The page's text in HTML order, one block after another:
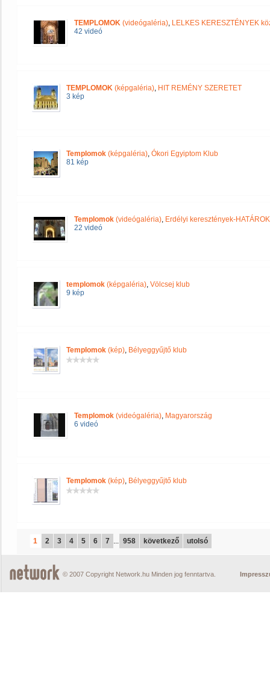
TEMPLOMOK (videógaléria), LELKES KERESZTÉNYEK
42 videó
TEMPLOMOK (képgaléria), HIT REMÉNY SZERETET
3 kép
Templomok (képgaléria), Ókori Egyiptom Klub
81 kép
Templomok (videógaléria), Erdélyi keresztények-
22 videó
templomok (képgaléria), Völcsej klub
9 kép
Templomok (kép), Bélyeggyűjtő klub
Templomok (videógaléria), Magyarország
6 videó
Templomok (kép), Bélyeggyűjtő klub
1 2 3 4 5 6 7 ... 958 következő utolsó
© 2007 Copyright Network.hu Minden jog fenntartva.